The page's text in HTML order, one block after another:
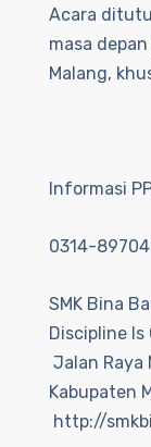
Acara
masa
Malang,
Informasi
0314-
SMK Bina
Discipline
Jalan Raya
Kabupaten
http://